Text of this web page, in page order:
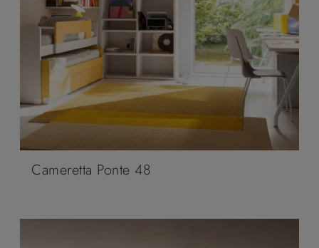
Cameretta Ponte 48